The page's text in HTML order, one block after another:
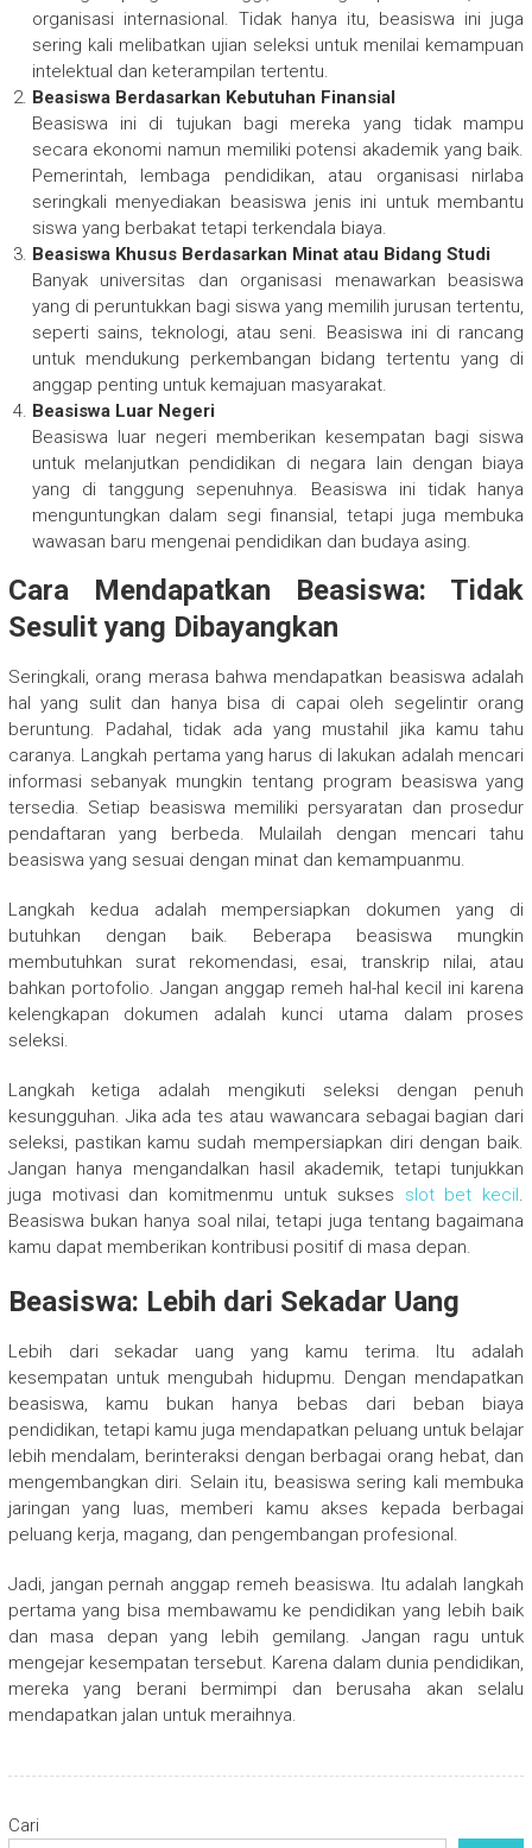
organisasi internasional. Tidak hanya itu, beasiswa ini juga
sering kali melibatkan ujian seleksi untuk menilai kemampuan
intelektual dan keterampilan tertentu.
Beasiswa Berdasarkan Kebutuhan Finansial
Beasiswa ini di tujukan bagi mereka yang tidak mampu
secara ekonomi namun memiliki potensi akademik yang baik.
Pemerintah, lembaga pendidikan, atau organisasi nirlaba
seringkali menyediakan beasiswa jenis ini untuk membantu
siswa yang berbakat tetapi terkendala biaya.
Beasiswa Khusus Berdasarkan Minat atau Bidang Studi
Banyak universitas dan organisasi menawarkan beasiswa
yang di peruntukkan bagi siswa yang memilih jurusan tertentu,
seperti sains, teknologi, atau seni. Beasiswa ini di rancang
untuk mendukung perkembangan bidang tertentu yang di
anggap penting untuk kemajuan masyarakat.
Beasiswa Luar Negeri
Beasiswa luar negeri memberikan kesempatan bagi siswa
untuk melanjutkan pendidikan di negara lain dengan biaya
yang di tanggung sepenuhnya. Beasiswa ini tidak hanya
menguntungkan dalam segi finansial, tetapi juga membuka
wawasan baru mengenai pendidikan dan budaya asing.
Cara Mendapatkan Beasiswa: Tidak
Sesulit yang Dibayangkan
Seringkali, orang merasa bahwa mendapatkan beasiswa adalah
hal yang sulit dan hanya bisa di capai oleh segelintir orang
beruntung. Padahal, tidak ada yang mustahil jika kamu tahu
caranya. Langkah pertama yang harus di lakukan adalah mencari
informasi sebanyak mungkin tentang program beasiswa yang
tersedia. Setiap beasiswa memiliki persyaratan dan prosedur
pendaftaran yang berbeda. Mulailah dengan mencari tahu
beasiswa yang sesuai dengan minat dan kemampuanmu.
Langkah kedua adalah mempersiapkan dokumen yang di
butuhkan dengan baik. Beberapa beasiswa mungkin
membutuhkan surat rekomendasi, esai, transkrip nilai, atau
bahkan portofolio. Jangan anggap remeh hal-hal kecil ini karena
kelengkapan dokumen adalah kunci utama dalam proses
seleksi.
Langkah ketiga adalah mengikuti seleksi dengan penuh
kesungguhan. Jika ada tes atau wawancara sebagai bagian dari
seleksi, pastikan kamu sudah mempersiapkan diri dengan baik.
Jangan hanya mengandalkan hasil akademik, tetapi tunjukkan
juga motivasi dan komitmenmu untuk sukses slot bet kecil.
Beasiswa bukan hanya soal nilai, tetapi juga tentang bagaimana
kamu dapat memberikan kontribusi positif di masa depan.
Beasiswa: Lebih dari Sekadar Uang
Lebih dari sekadar uang yang kamu terima. Itu adalah
kesempatan untuk mengubah hidupmu. Dengan mendapatkan
beasiswa, kamu bukan hanya bebas dari beban biaya
pendidikan, tetapi kamu juga mendapatkan peluang untuk belajar
lebih mendalam, berinteraksi dengan berbagai orang hebat, dan
mengembangkan diri. Selain itu, beasiswa sering kali membuka
jaringan yang luas, memberi kamu akses kepada berbagai
peluang kerja, magang, dan pengembangan profesional.
Jadi, jangan pernah anggap remeh beasiswa. Itu adalah langkah
pertama yang bisa membawamu ke pendidikan yang lebih baik
dan masa depan yang lebih gemilang. Jangan ragu untuk
mengejar kesempatan tersebut. Karena dalam dunia pendidikan,
mereka yang berani bermimpi dan berusaha akan selalu
mendapatkan jalan untuk meraihnya.
Cari